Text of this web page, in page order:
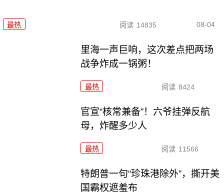
最热 阅读 14835 08-04
里海一声巨响，这次差点把两场
战争炸成一锅粥！
最热 阅读 8424
官宣“核常兼备”！六爷挂弹反航
母，炸醒多少人
最热 阅读 11566
特朗普一句“珍珠港除外”，撕开美
国霸权遮羞布